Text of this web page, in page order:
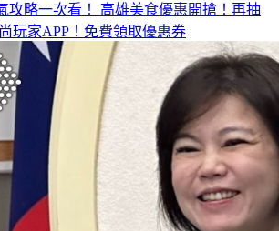
攻略一次看！ 高雄美食優惠開搶！再抽
玩家APP！免費領取優惠券